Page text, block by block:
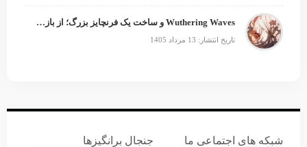
Wuthering Waves و ساخت یک فرنچایز بزرگ؛ از بازی تا انیمه
تاریخ انتشار: 13 مرداد 1405
شبکه های اجتماعی ما جنجال برانگیزها